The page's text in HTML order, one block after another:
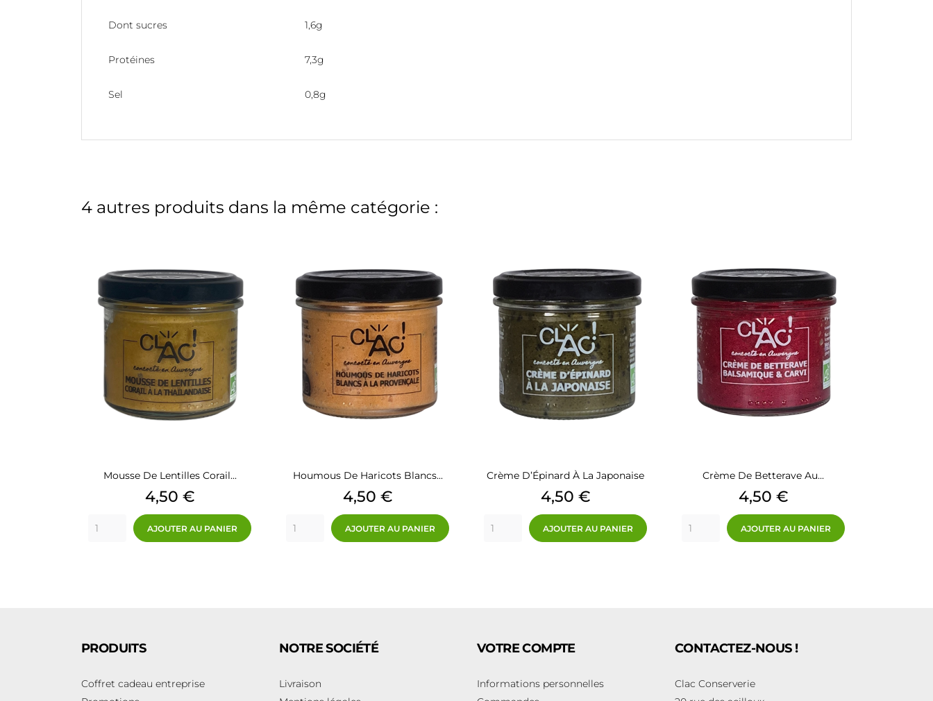
Dont sucres 1,6g
Protéines 7,3g
Sel 0,8g
4 autres produits dans la même catégorie :
Mousse De Lentilles Corail...
Prix
4,50 €
AJOUTER AU PANIER
Houmous De Haricots Blancs...
Prix
4,50 €
AJOUTER AU PANIER
Crème D’Épinard À La Japonaise
Prix
4,50 €
AJOUTER AU PANIER
Crème De Betterave Au...
Prix
4,50 €
AJOUTER AU PANIER
PRODUITS
Coffret cadeau entreprise
NOTRE SOCIÉTÉ
Livraison
VOTRE COMPTE
Informations personnelles
CONTACTEZ-NOUS !
Clac Conserverie